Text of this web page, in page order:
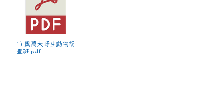
1) 奧萬大野生動物調
查班.pdf